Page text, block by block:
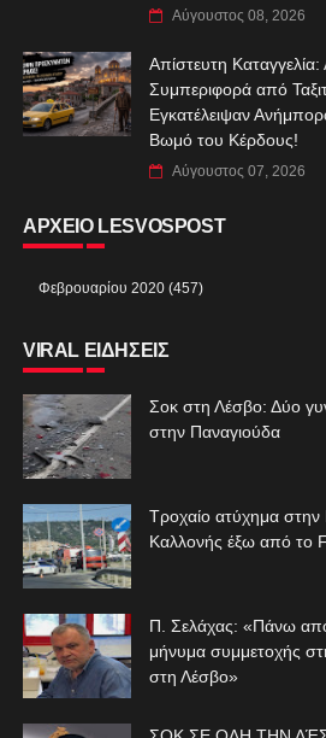
Αύγουστος 08, 2026
Απίστευτη
Συμπεριφορά από
Εγκατέλειψαν
Βωμό του Κέρδους!
Αύγουστος 07, 2026
ΑΡΧΕΙΟ LESVOSPOST
VIRAL ΕΙΔΗΣΕΙΣ
Σοκ στη Λέσβο: Δύο
στην Παναγιούδα
Τροχαίο ατύχημα
Καλλονής έξω από το
Π. Σελάχας: «Πάνω από
μήνυμα συμμετοχής
στη Λέσβο»